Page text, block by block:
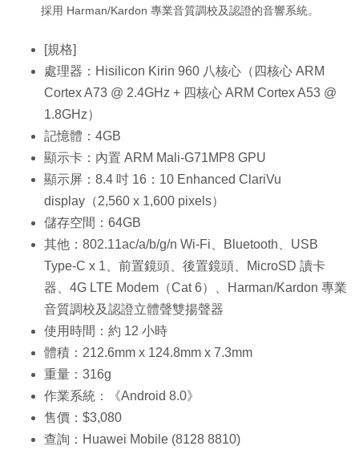
採用 Harman/Kardon 專業音質調校及認證的音響系統。
[規格]
處理器：Hisilicon Kirin 960 八核心（四核心 ARM
Cortex A73 @ 2.4GHz + 四核心 ARM Cortex A53 @
1.8GHz）
記憶體：4GB
顯示卡：內置 ARM Mali-G71MP8 GPU
顯示屏：8.4 吋 16：10 Enhanced ClariVu
display（2,560 x 1,600 pixels）
儲存空間：64GB
其他：802.11ac/a/b/g/n Wi-Fi、Bluetooth、USB
Type-C x 1、前置鏡頭、後置鏡頭、MicroSD 讀卡
器、4G LTE Modem（Cat 6）、Harman/Kardon 專業
音質調校及認證立體聲雙揚聲器
使用時間：約 12 小時
體積：212.6mm x 124.8mm x 7.3mm
重量：316g
作業系統：《Android 8.0》
售價：$3,080
查詢：Huawei Mobile (8128 8810)